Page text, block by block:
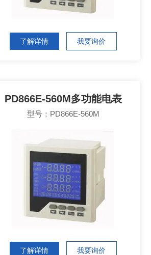
了解详情 我要询价
PD866E-560M多功能电表
型号：PD866E-560M
了解详情 我要询价